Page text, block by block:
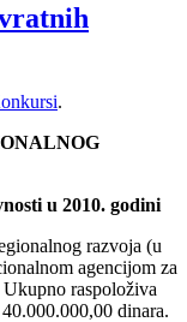
.
u 2010. godini
razvoja (u
agencijom za
raspoloživa
dinara.